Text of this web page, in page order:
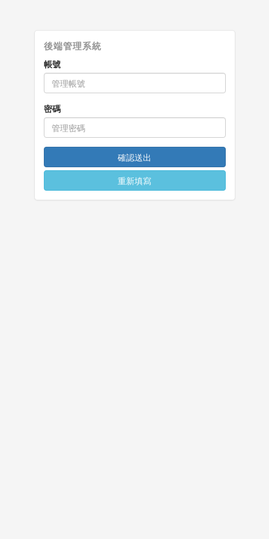
帳號
密碼
確認送出
重新填寫